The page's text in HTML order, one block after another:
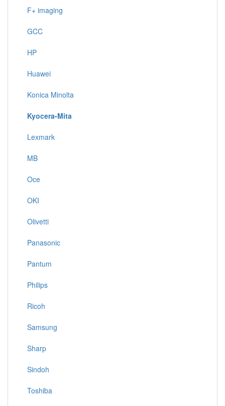
F+ imaging
GCC
HP
Huawei
Konica Minolta
Kyocera-Mita
Lexmark
MB
Oce
OKI
Olivetti
Panasonic
Pantum
Philips
Ricoh
Samsung
Sharp
Sindoh
Toshiba